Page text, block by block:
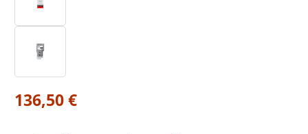
Regulärer Preis:
136,50 €